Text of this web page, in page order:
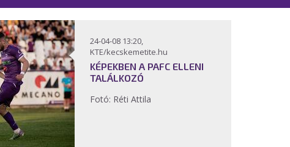
24-04-08 13:20,
KTE/kecskemetite.hu
KÉPEKBEN A PAFC ELLENI
TALÁLKOZÓ
Fotó: Réti Attila